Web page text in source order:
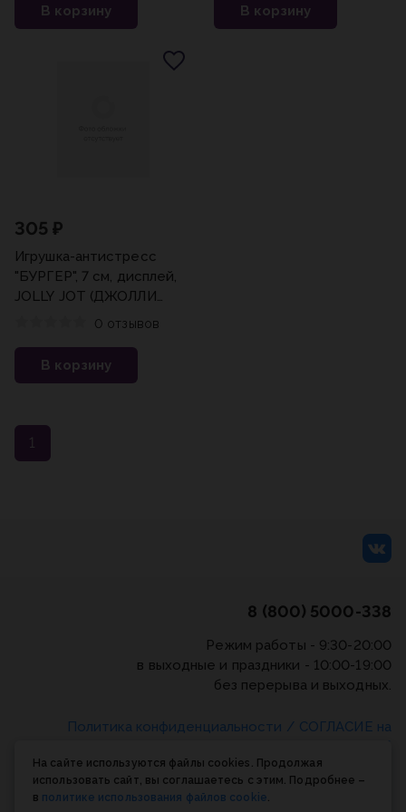
В корзину В корзину
305 ₽
Игрушка-антистресс
"БУРГЕР", 7 см, дисплей,
JOLLY JOT (ДЖОЛЛИ
ДЖОТ), 6657990 отзывов
В корзину
1
8 (800) 5000-338
Режим работы - 9:30-20:00
в выходные и праздники - 10:00-19:00
без перерыва и выходных.
Политика конфиденциальности / СОГЛАСИЕ на
использовании cookie-файлов
На сайте используются файлы cookies. Продолжая
использовать сайт, вы соглашаетесь с этим. Подробнее –
в политике использования файлов cookie.